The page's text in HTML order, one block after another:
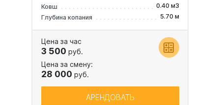
Ковш
0.40 м3
Глубина копания
5.70 м
Цена за час
3 500 руб.
Цена за смену:
28 000 руб.
АРЕНДОВАТЬ